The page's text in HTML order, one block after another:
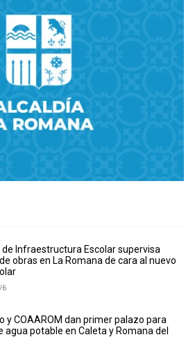
de Infraestructura Escolar supervisa
obras en La Romana de cara al nuevo
6
y COAAROM dan primer palazo para
agua potable en Caleta y Romana del